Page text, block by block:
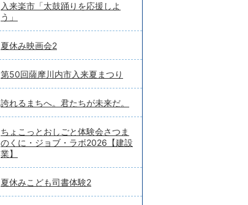
入来楽市「太鼓踊りを応援しよ
う」
夏休み映画会2
第50回薩摩川内市入来夏まつり
誇れるまちへ。君たちが未来だ。
ちょこっとおしごと体験会さつま
のくに・ジョブ・ラボ2026【建設
業】
夏休みこども司書体験2